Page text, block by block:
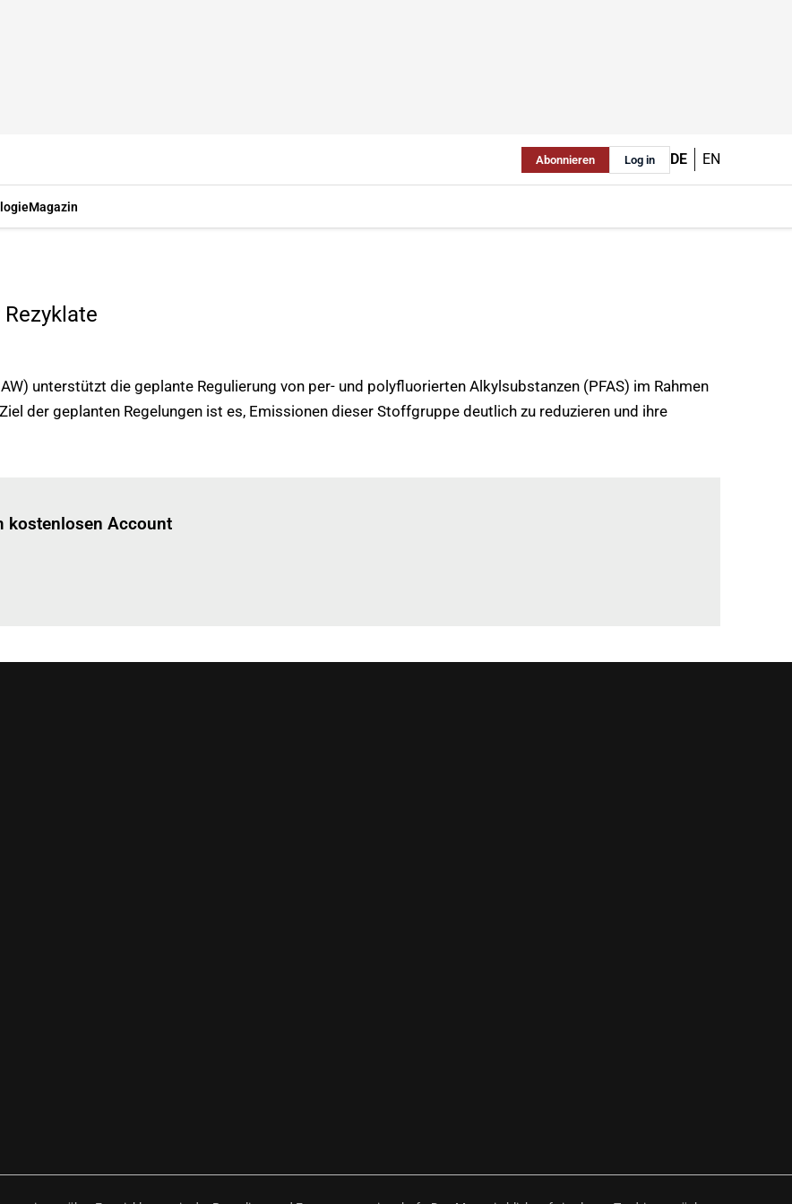
Abonnieren Log in DE EN
Magazin
unterstützt die geplante Regulierung von per- und polyfluorierten Alkylsubstanzen (PFAS) im Rahmen
der geplanten Regelungen ist es, Emissionen dieser Stoffgruppe deutlich zu reduzieren und ihre
kostenlosen Account